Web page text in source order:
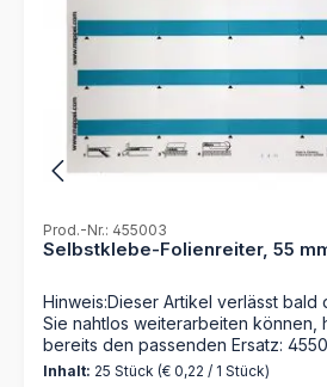
Prod.-Nr.: 455003
Selbstklebe-Folienreiter, 55
Hinweis:Dieser Artikel verlässt bald
Sie nahtlos weiterarbeiten können,
bereits den passenden Ersatz:
Reiter mit Schuztfolie 55 mm zum
Inhalt: 25 Stück (€ 0,22 / 1 Stück)